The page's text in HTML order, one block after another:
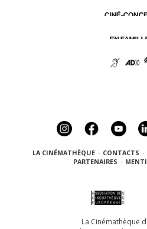
LA CINÉMATHÈQUE · CONTACTS ·
PARTENAIRES ·
La Cinémathèque